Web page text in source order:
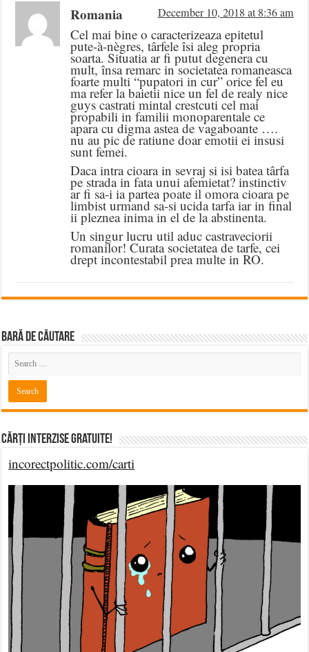
Romania December 10, 2018 at 8:36 am
Cel mai bine o caracterizeaza epitetul
pute-à-nègres, târfele îsi aleg propria
soarta. Situatia ar fi putut degenera cu
mult, însa remarc in societatea romaneasca
foarte multi “pupatori in cur” orice fel eu
ma refer la baietii nice un fel de realy nice
guys castrati mintal crestcuti cel mai
propabili in familii monoparentale ce
apara cu digma astea de vagaboante ….
nu au pic de ratiune doar emotii ei insusi
sunt femei.
Daca intra cioara in sevraj si isi batea târfa
pe strada in fata unui afemietat? instinctiv
ar fi sa-i ia partea poate il omora cioara pe
limbist urmand sa-si ucida tarfa iar in final
ii pleznea inima in el de la abstinenta.
Un singur lucru util aduc castraveciorii
romanilor! Curata societatea de tarfe, cei
drept incontestabil prea multe in RO.
BARĂ DE CĂUTARE
Cărți Interzise Gratuite!
incorectpolitic.com/carti